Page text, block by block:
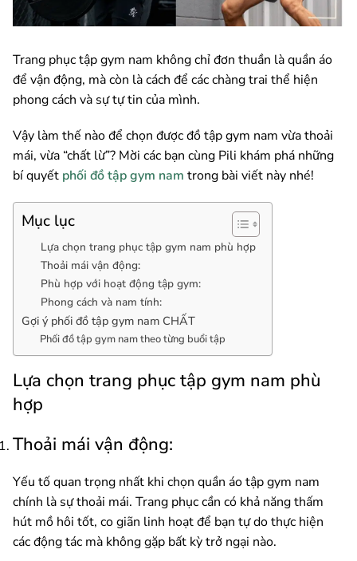
Trang phục tập gym nam không chỉ đơn thuần là quần áo
để vận động, mà còn là cách để các chàng trai thể hiện
phong cách và sự tự tin của mình.
Vậy làm thế nào để chọn được đồ tập gym nam vừa thoải
mái, vừa “chất lừ”? Mời các bạn cùng Pili khám phá những
bí quyết phối đồ tập gym nam trong bài viết này nhé!
Mục lục
Lựa chọn trang phục tập gym nam phù hợp
Thoải mái vận động:
Phù hợp với hoạt động tập gym:
Phong cách và nam tính:
Gợi ý phối đồ tập gym nam CHẤT
Phối đồ tập gym nam theo từng buổi tập
Lựa chọn trang phục tập gym nam phù
hợp
Thoải mái vận động:
Yếu tố quan trọng nhất khi chọn quần áo tập gym nam
chính là sự thoải mái. Trang phục cần có khả năng thấm
hút mồ hôi tốt, co giãn linh hoạt để bạn tự do thực hiện
các động tác mà không gặp bất kỳ trở ngại nào.